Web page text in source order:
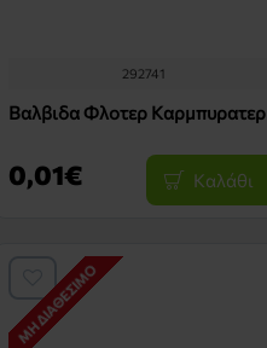
292741
Βαλβιδα Φλοτερ Καρμπυρατερ
0,01€ Καλάθι
ΜΗ ΔΙΑΘΈΣΙΜΟ